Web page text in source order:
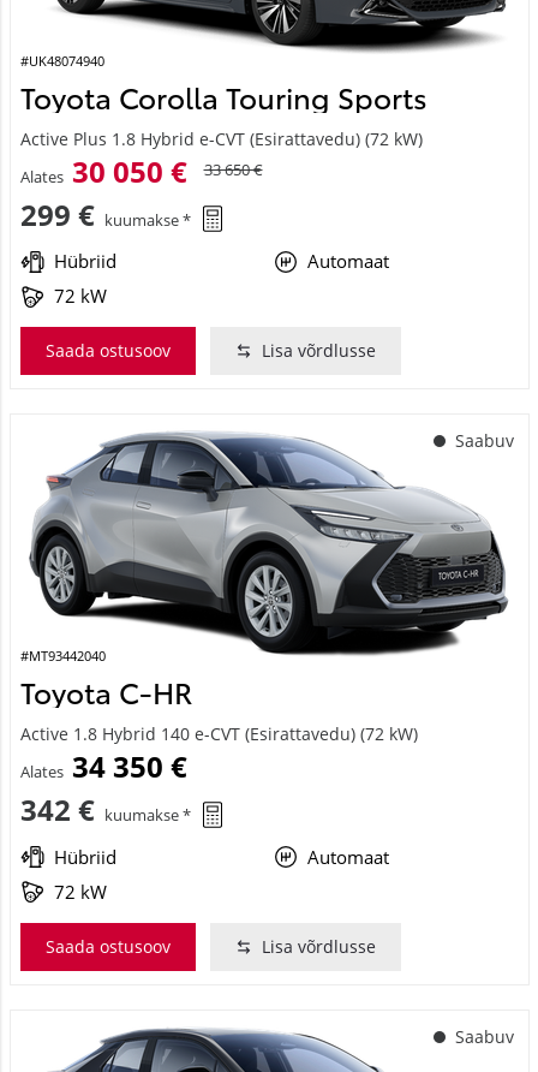
#UK48074940
Toyota Corolla Touring Sports
Active Plus 1.8 Hybrid e-CVT (Esirattavedu) (72 kW)
Alates 30 050 € 33 650 €
299 € kuumakse *
Hübriid
Automaat
72 kW
Saada ostusoov Lisa võrdlusse
Saabuv
#MT93442040
Toyota C-HR
Active 1.8 Hybrid 140 e-CVT (Esirattavedu) (72 kW)
Alates 34 350 €
342 € kuumakse *
Hübriid
Automaat
72 kW
Saada ostusoov Lisa võrdlusse
Saabuv